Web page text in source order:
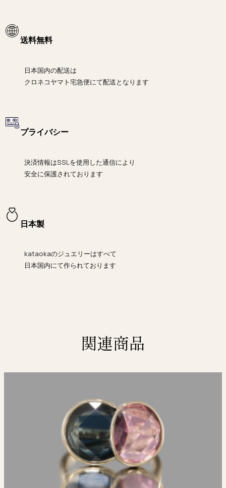
送料無料
日本国内の配送は
クロネコヤマト宅急便にて配送となります
プライバシー
決済情報はSSLを使用した通信により
安全に保護されております
日本製
kataokaのジュエリーはすべて
日本国内にて作られております
関連商品